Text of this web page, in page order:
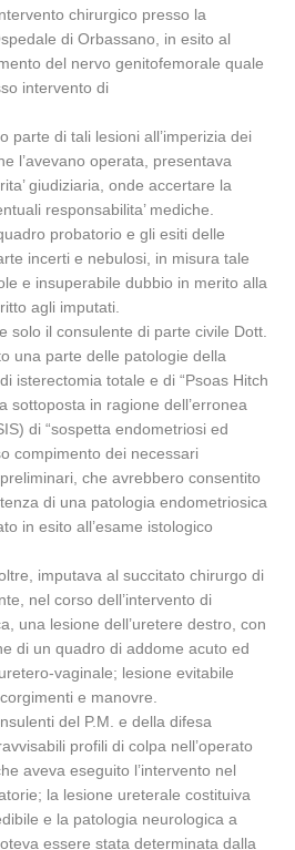
chirurgico presso la
di Orbassano, in esito al
del nervo genitofemorale quale
intervento di
parte di tali lesioni all’imperizia dei
l’avevano operata, presentava
giudiziaria, onde accertare la
responsabilita’ mediche.
probatorio e gli esiti delle
incerti e nebulosi, in misura tale
e insuperabile dubbio in merito alla
agli imputati.
solo il consulente di parte civile Dott.
una parte delle patologie della
isterectomia totale e di “Psoas Hitch
sottoposta in ragione dell’erronea
di “sospetta endometriosi ed
compimento dei necessari
che avrebbero consentito
di una patologia endometriosica
in esito all’esame istologico
imputava al succitato chirurgo di
nel corso dell’intervento di
una lesione dell’uretere destro, con
di un quadro di addome acuto ed
vaginale; lesione evitabile
e manovre.
del P.M. e della difesa
profili di colpa nell’operato
aveva eseguito l’intervento nel
la lesione ureterale costituiva
e la patologia neurologica a
essere stata determinata dalla